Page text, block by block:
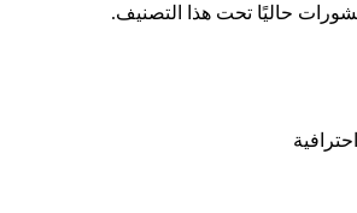
حاليًا تحت هذا التصنيف.